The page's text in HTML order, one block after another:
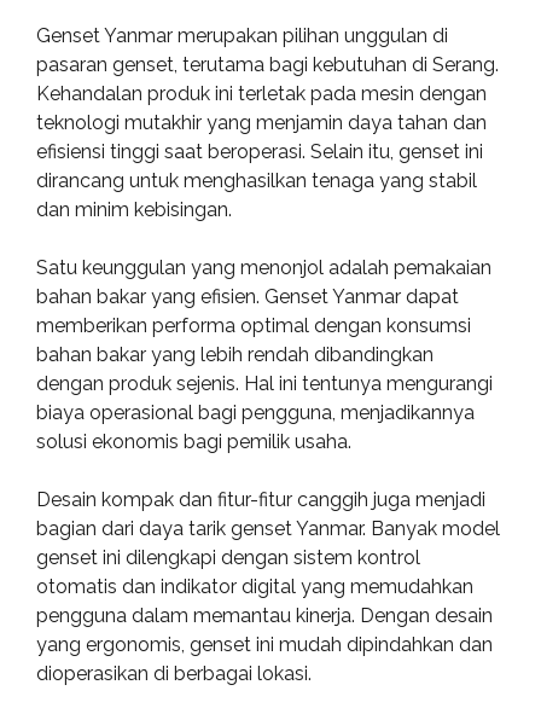
Genset Yanmar merupakan pilihan unggulan di
pasaran genset, terutama bagi kebutuhan di Serang.
Kehandalan produk ini terletak pada mesin dengan
teknologi mutakhir yang menjamin daya tahan dan
efisiensi tinggi saat beroperasi. Selain itu, genset ini
dirancang untuk menghasilkan tenaga yang stabil
dan minim kebisingan.
Satu keunggulan yang menonjol adalah pemakaian
bahan bakar yang efisien. Genset Yanmar dapat
memberikan performa optimal dengan konsumsi
bahan bakar yang lebih rendah dibandingkan
dengan produk sejenis. Hal ini tentunya mengurangi
biaya operasional bagi pengguna, menjadikannya
solusi ekonomis bagi pemilik usaha.
Desain kompak dan fitur-fitur canggih juga menjadi
bagian dari daya tarik genset Yanmar. Banyak model
genset ini dilengkapi dengan sistem kontrol
otomatis dan indikator digital yang memudahkan
pengguna dalam memantau kinerja. Dengan desain
yang ergonomis, genset ini mudah dipindahkan dan
dioperasikan di berbagai lokasi.